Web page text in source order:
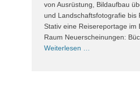
von Ausrüstung, Bildaufbau
und Landschaftsfotografie bis
Stativ eine Reisereportage im
Raum Neuerscheinungen:
Weiterlesen …